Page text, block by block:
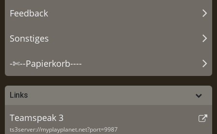
Feedback
Sonstiges
-✄--Papierkorb----
Links
Teamspeak 3
ts3server://myplayplanet.net?port=9987